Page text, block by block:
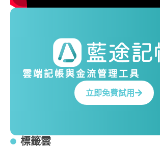
雲端記帳與金流管理工具
立即免費試用
標籤雲